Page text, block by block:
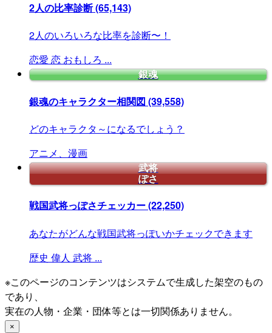
2人の比率診断(65,143)
2人のいろいろな比率を診断〜！
恋愛 恋 おもしろ ...
銀魂
銀魂のキャラクター相関図 (39,558)
どのキャラクタ～になるでしょう？
アニメ、漫画
武将
ぽさ
戦国武将っぽさチェッカー(22,250)
あなたがどんな戦国武将っぽいかチェックできます
歴史 偉人 武将 ...
※このページのコンテンツはシステムで生成した架空のもの
であり、
実在の人物・企業・団体等とは一切関係ありません。
×